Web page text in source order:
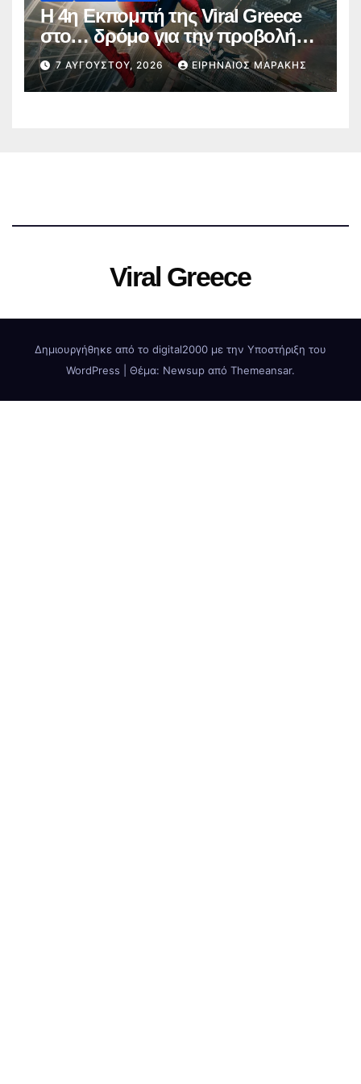
Η 4η Εκπομπή της Viral Greece
στο… δρόμο για την προβολή
του Spider-Man: Brand New Day
(video)
7 ΑΥΓΟΎΣΤΟΥ, 2026 ΕΙΡΗΝΑΊΟΣ ΜΑΡΆΚΗΣ
Viral Greece
Δημιουργήθηκε από το digital2000 με την Υποστήριξη του
WordPress
Θέμα: Newsup από Themeansar.